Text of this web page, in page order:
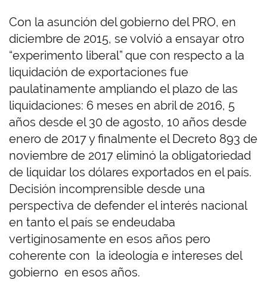
Con la asunción del gobierno del PRO, en
diciembre de 2015, se volvió a ensayar otro
“experimento liberal” que con respecto a la
liquidación de exportaciones fue
paulatinamente ampliando el plazo de las
liquidaciones: 6 meses en abril de 2016, 5
años desde el 30 de agosto, 10 años desde
enero de 2017 y finalmente el Decreto 893 de
noviembre de 2017 eliminó la obligatoriedad
de liquidar los dólares exportados en el país.
Decisión incomprensible desde una
perspectiva de defender el interés nacional
en tanto el país se endeudaba
vertiginosamente en esos años pero
coherente con la ideología e intereses del
gobierno en esos años.